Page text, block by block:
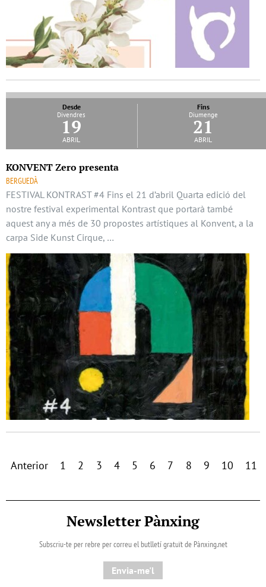
Desde
Divendres
19
abril
Fins
Diumenge
21
abril
KONVENT Zero presenta
BERGUEDÀ
FESTIVAL KONTRAST #4 Fins el 21 d’abril Quarta edició del
nostre festival experimental Kontrast que portarà també
aquest any a més de 30 propostes artístiques al Konvent, a la
carpa Side Kunst Cirque, …
Anterior 1 2 3 4 5 6 7 8 9 10 11
Newsletter Pànxing
Subscriu-te per rebre per correu el butlletí gratuït de Pànxing.net​
Envia-me'l